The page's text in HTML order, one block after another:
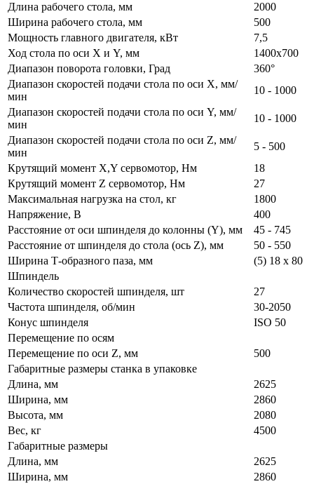
Длина рабочего стола, мм
2000
Ширина рабочего стола, мм
500
Мощность главного двигателя, кВт
7,5
Ход стола по оси X и Y, мм
1400х700
Диапазон поворота головки, Град
360°
Диапазон скоростей подачи стола по оси X, мм/
мин
10 - 1000
Диапазон скоростей подачи стола по оси Y, мм/
мин
10 - 1000
Диапазон скоростей подачи стола по оси Z, мм/
мин
5 - 500
Крутящий момент X,Y сервомотор, Нм
18
Крутящий момент Z сервомотор, Нм
27
Максимальная нагрузка на стол, кг
1800
Напряжение, В
400
Расстояние от оси шпинделя до колонны (Y), мм
45 - 745
Расстояние от шпинделя до стола (ось Z), мм
50 - 550
Ширина Т-образного паза, мм
(5) 18 x 80
Шпиндель
Количество скоростей шпинделя, шт
27
Частота шпинделя, об/мин
30-2050
Конус шпинделя
ISO 50
Перемещение по осям
Перемещение по оси Z, мм
500
Габаритные размеры станка в упаковке
Длина, мм
2625
Ширина, мм
2860
Высота, мм
2080
Вес, кг
4500
Габаритные размеры
Длина, мм
2625
Ширина, мм
2860